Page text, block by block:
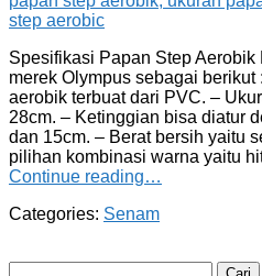
Spesifikasi Papan Step
merek Olympus sebagai
aerobik terbuat dari PVC. –
28cm. – Ketinggian bisa diatur
dan 15cm. – Berat bersih yaitu
pilihan kombinasi warna yaitu
Continue reading…
Categories: Senam